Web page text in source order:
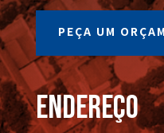
PEÇA UM
endereço